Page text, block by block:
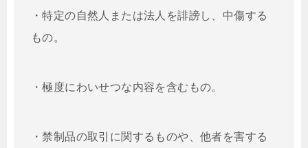
・特定の自然人または法人を誹謗し、中傷する
もの。
・極度にわいせつな内容を含むもの。
・禁制品の取引に関するものや、他者を害する